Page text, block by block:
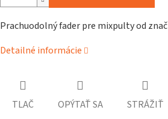
Prachuodolný fader pre mixpulty od
Detailné informácie
TLAČ OPÝTAŤ SA STRÁŽIŤ